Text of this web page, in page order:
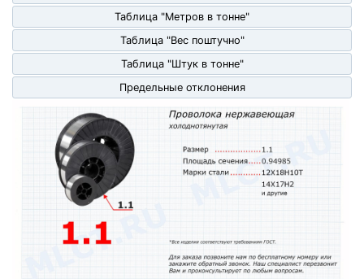
Таблица "Метров в тонне"
Таблица "Вес поштучно"
Таблица "Штук в тонне"
Предельные отклонения